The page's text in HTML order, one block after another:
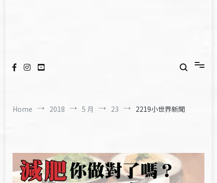
Home 2018 5 月 23 2219小世界新聞